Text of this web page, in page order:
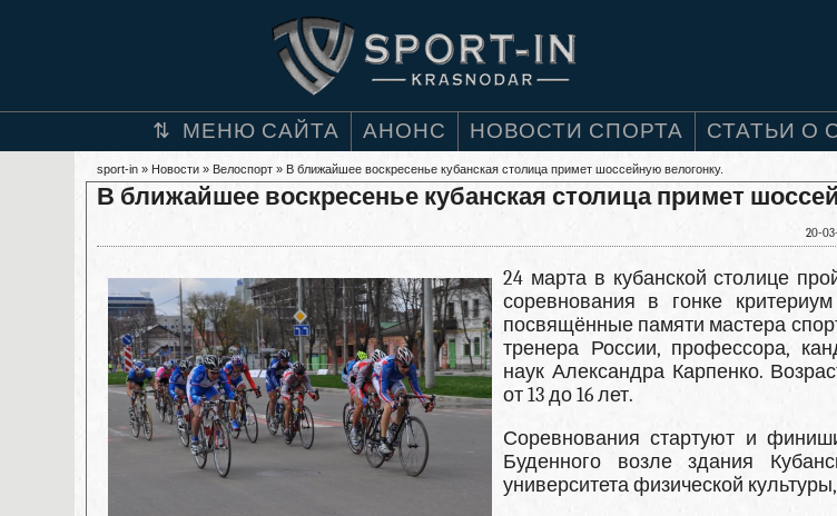
МЕНЮ САЙТА АНОНС НОВОСТИ СПОРТА СТАТЬИ О
sport-in » Новости » Велоспорт » В ближайшее воскресенье кубанская столица примет шоссейную велогонку.
В ближайшее воскресенье кубанская столица примет
20-
24 марта в кубанской столице
соревнования в гонке
посвящённые памяти мастера
тренера России, профессора,
наук Александра Карпенко.
от 13 до 16 лет.
Соревнования стартуют и
Буденного возле здания
университета физической